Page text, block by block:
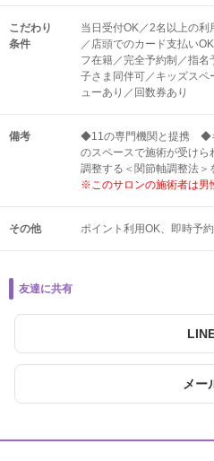
こだわり
条件
当日受付OK／2名以上の
／店頭でのカード支払い
フ在籍／完全予約制／指
子さま同伴可／キッズスペ
ューあり／回数券あり
備考
◆11の専門機関と提携 ◆
のスペースで施術が受け
調整する＜関節軸調整法＞
※このサロンの施術者は男
その他 ポイント利用OK 即時予
友達に共有
メー